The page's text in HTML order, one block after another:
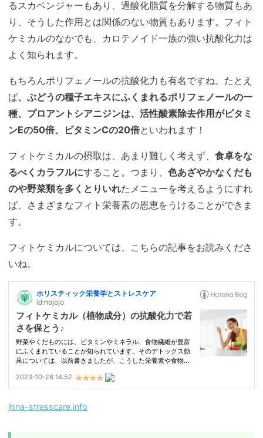
るスカベンジャーもあり、過酸化脂質を分解する物質もあ
り、そうした作用とは関係のない物質もあります。フィト
ケミカルのなかでも、カロテノイド一族の強い抗酸化力は
よく知られます。
もちろんポリフェノールの抗酸化力も有名ですね。たとえ
ば、ぶどうの種子エキスにふくまれるポリフェノールの一
種、プロアントシアニジンは、活性酸素除去作用がビタミ
ンEの50倍、ビタミンCの20倍といわれます！
フィトケミカルの摂取は、あまり難しく考えず、 食卓をな
るべくカラフルにすること。つまり、 色あざやかなくだも
のや野菜類を多くとりいれたメニューを考えるようにすれ
ば、さまざまなフィト栄養素の恩恵をうけることができま
す。
フィトケミカルについては、こちらの記事をお読みくださ
いね。
jhna-stresscare.info